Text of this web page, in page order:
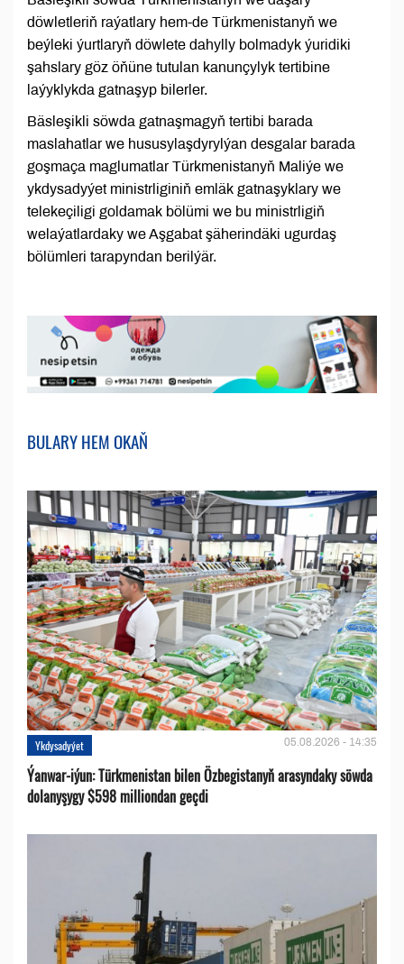
döwletleriň raýatlary hem-de Türkmenistanyň we
beýleki ýurtlaryň döwlete dahylly bolmadyk ýuridiki
şahslary göz öňüne tutulan kanunçylyk tertibine
laýyklykda gatnaşyp bilerler.
Bäsleşikli söwda gatnaşmagyň tertibi barada
maslahatlar we hususylaşdyrylýan desgalar barada
goşmaça maglumatlar Türkmenistanyň Maliýe we
ykdysadyýet ministrliginiň emläk gatnaşyklary we
telekeçiligi goldamak bölümi we bu ministrligiň
welaýatlardaky we Aşgabat şäherindäki ugurdaş
bölümleri tarapyndan berilýär.
BULARY HEM OKAŇ
Ykdysadyýet 05.08.2026 - 14:35
Ýanwar-iýun: Türkmenistan bilen Özbegistanyň arasyndaky söwda
dolanyşygy $598 milliondan geçdi